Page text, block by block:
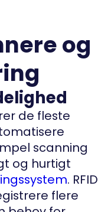
og
de fleste
scanning
og hurtigt
. RFID
flere